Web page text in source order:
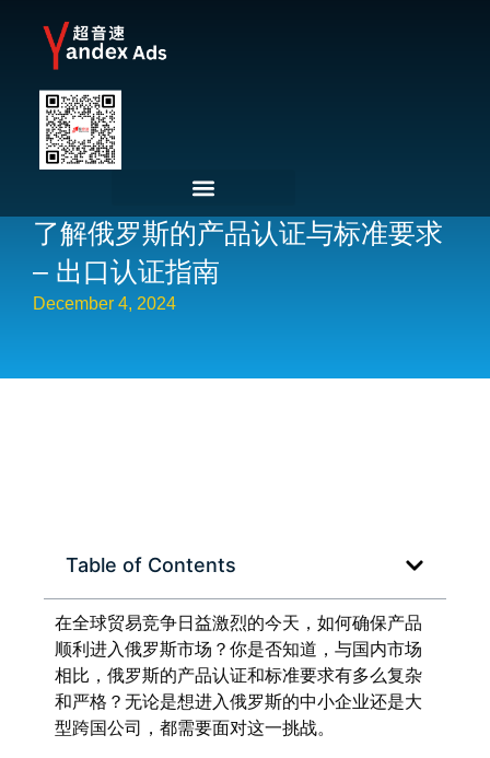
了解俄罗斯的产品认证与标准要求
– 出口认证指南
December 4, 2024
Table of Contents
在全球贸易竞争日益激烈的今天，如何确保产品
顺利进入俄罗斯市场？你是否知道，与国内市场
相比，俄罗斯的产品认证和标准要求有多么复杂
和严格？无论是想进入俄罗斯的中小企业还是大
型跨国公司，都需要面对这一挑战。